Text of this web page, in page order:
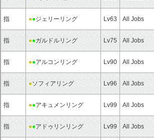
指 ●●ジェリーリング Lv63 All Jobs
指 ●●ガルドルリング Lv75 All Jobs
指 ●●アルコンリング Lv90 All Jobs
指 ●ソフィアリング Lv96 All Jobs
指 ●●アキュメンリング Lv99 All Jobs
指 ●●アドゥリンリング Lv99 All Jobs